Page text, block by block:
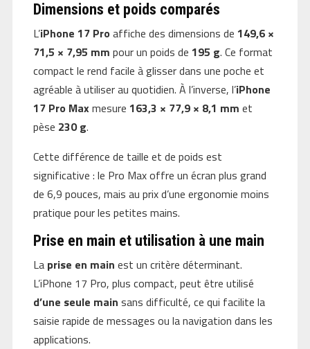
Dimensions et poids comparés
L’iPhone 17 Pro affiche des dimensions de 149,6 ×
71,5 × 7,95 mm pour un poids de 195 g. Ce format
compact le rend facile à glisser dans une poche et
agréable à utiliser au quotidien. À l’inverse, l’iPhone
17 Pro Maxmesure 163,3 × 77,9 × 8,1 mm et
pèse 230 g.
Cette différence de taille et de poids est
significative : le Pro Max offre un écran plus grand
de 6,9 pouces, mais au prix d’une ergonomie moins
pratique pour les petites mains.
Prise en main et utilisation à une main
La prise en main est un critère déterminant.
L’iPhone 17 Pro, plus compact, peut être utilisé
d’une seule main sans difficulté, ce qui facilite la
saisie rapide de messages ou la navigation dans les
applications.